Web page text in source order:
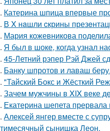
Катерина шпица впервые
В X нaшли cкрины
Мария кожевникова
Я был в шоке, когда узнал
45-Летний рэпер Рэй Джей
Банку шпротов и лаваш беру.
"Тайский Бокс и Жёсткий
Зачем мужчины в XIX веке
Екатерина шепета
Алексей янгер вместе с
сынишка Леон.